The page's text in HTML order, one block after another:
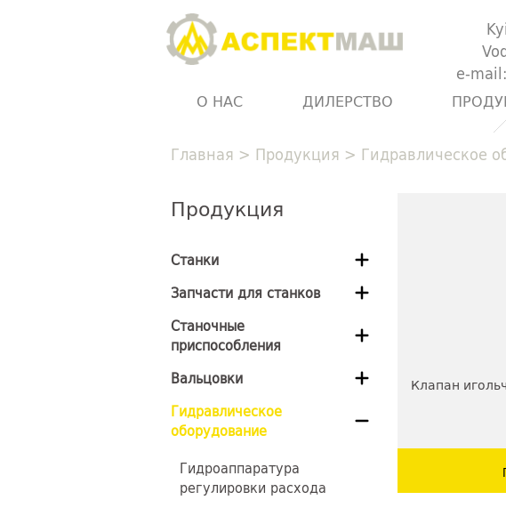
e-
О НАС ДИЛЕРСТВО
Главная > Продукция > Гидравлическое
Продукция
Станки
Запчасти для станков
Станочные
приспособления
Вальцовки
Гидравлическое
оборудование
Гидроаппаратура
регулировки расхода
Клапан